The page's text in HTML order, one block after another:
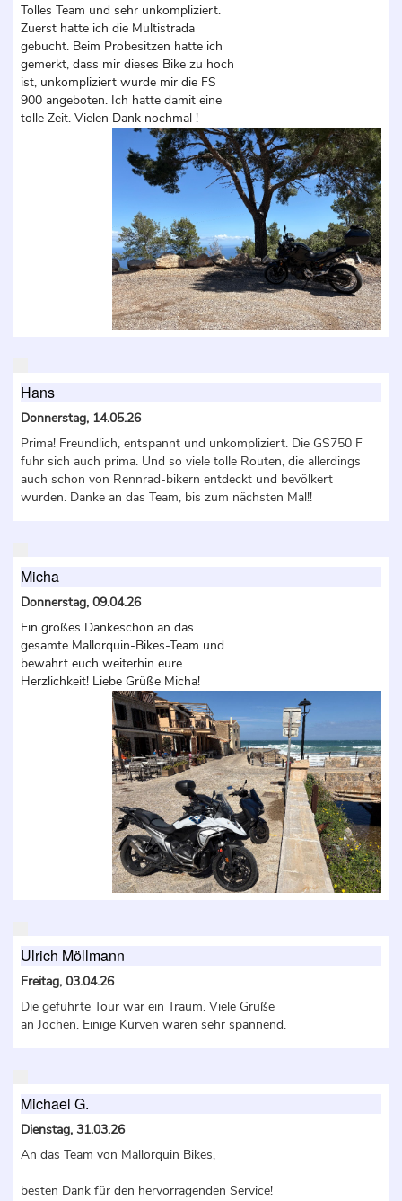
Tolles Team und sehr unkompliziert.
Zuerst hatte ich die Multistrada
gebucht. Beim Probesitzen hatte ich
gemerkt, dass mir dieses Bike zu hoch
ist, unkompliziert wurde mir die FS
900 angeboten. Ich hatte damit eine
tolle Zeit. Vielen Dank nochmal !
Hans
Donnerstag, 14.05.26
Prima! Freundlich, entspannt und unkompliziert. Die GS750 F
fuhr sich auch prima. Und so viele tolle Routen, die allerdings
auch schon von Rennrad-bikern entdeckt und bevölkert
wurden. Danke an das Team, bis zum nächsten Mal!!
Micha
Donnerstag, 09.04.26
Ein großes Dankeschön an das
gesamte Mallorquin-Bikes-Team und
bewahrt euch weiterhin eure
Herzlichkeit! Liebe Grüße Micha!
Ulrich Möllmann
Freitag, 03.04.26
Die geführte Tour war ein Traum. Viele Grüße
an Jochen. Einige Kurven waren sehr spannend.
Michael G.
Dienstag, 31.03.26
An das Team von Mallorquin Bikes,
besten Dank für den hervorragenden Service!